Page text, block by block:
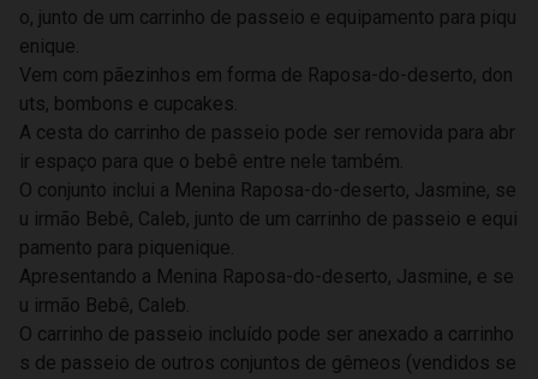
o, junto de um carrinho de passeio e equipamento para piqu
enique.
Vem com pãezinhos em forma de Raposa-do-deserto, don
uts, bombons e cupcakes.
A cesta do carrinho de passeio pode ser removida para abr
ir espaço para que o bebê entre nele também.
O conjunto inclui a Menina Raposa-do-deserto, Jasmine, se
u irmão Bebê, Caleb, junto de um carrinho de passeio e equi
pamento para piquenique.
Apresentando a Menina Raposa-do-deserto, Jasmine, e se
u irmão Bebê, Caleb.
O carrinho de passeio incluído pode ser anexado a carrinho
s de passeio de outros conjuntos de gêmeos (vendidos se